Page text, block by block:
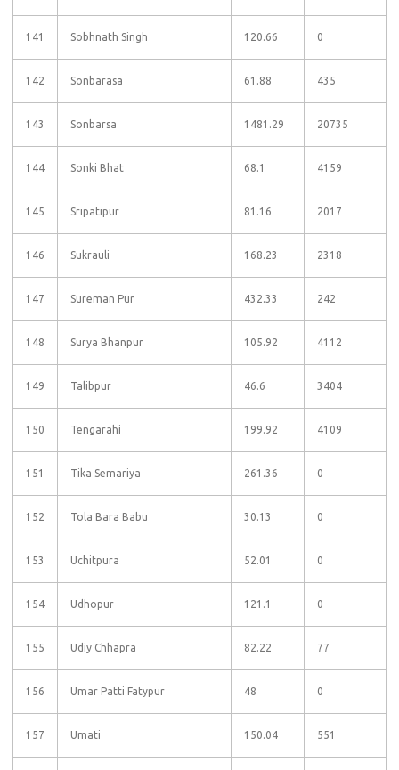
141 Sobhnath Singh 120.66 0
142 Sonbarasa 61.88 435
143 Sonbarsa 1481.29 20735
144 Sonki Bhat 68.1 4159
145 Sripatipur 81.16 2017
146 Sukrauli 168.23 2318
147 Sureman Pur 432.33 242
148 Surya Bhanpur 105.92 4112
149 Talibpur 46.6 3404
150 Tengarahi 199.92 4109
151 Tika Semariya 261.36 0
152 Tola Bara Babu 30.13 0
153 Uchitpura 52.01 0
154 Udhopur 121.1 0
155 Udiy Chhapra 82.22 77
156 Umar Patti Fatypur 48 0
157 Umati 150.04 551